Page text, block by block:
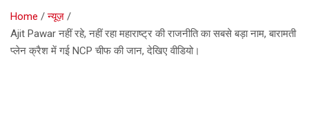
Home
न्यूज़
Ajit Pawar नहीं रहे, नहीं रहा महाराष्ट्र की राजनीति का सबसे बड़ा नाम, बारामती
प्लेन क्रैश में गई NCP चीफ की जान, देखिए वीडियो।